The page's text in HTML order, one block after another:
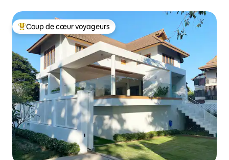
Coups de cœur voyageurs les plus appréciés
Coup de cœur voyageurs